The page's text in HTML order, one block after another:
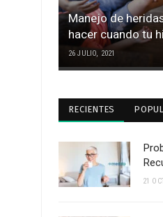
Manejo de
hacer cuando tu
26 JULIO, 2021
RECIENTES
21